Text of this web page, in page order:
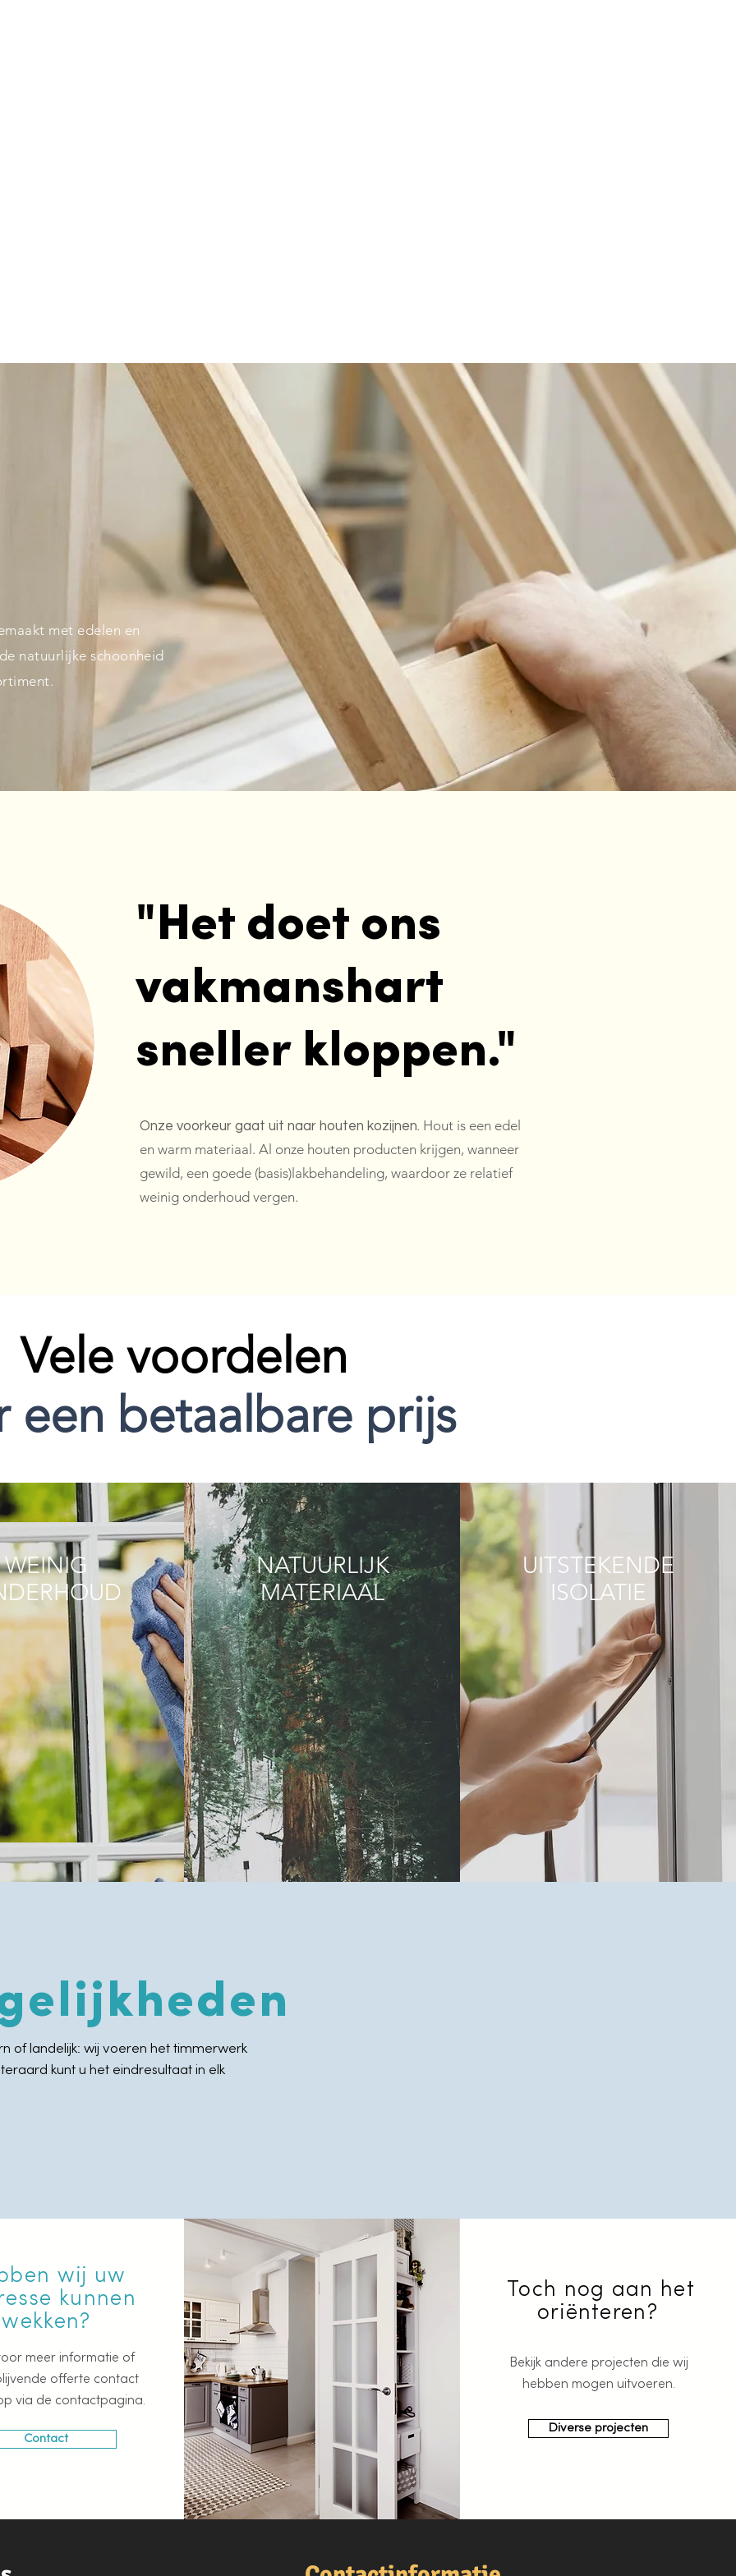
met edelen en
natuurlijke schoonheid
"Het doet ons
vakmanshart
sneller kloppen."
Onze voorkeur gaat uit naar houten kozijnen. Hout is een edel
en warm materiaal. Al onze houten producten krijgen, wanneer
gewild, een goede (basis)lakbehandeling, waardoor ze relatief
weinig onderhoud vergen.
Vele voordelen
een betaalbare prijs
WEINIG
NATUURLIJK
MATERIAAL
UITSTEKENDE
ISOLATIE
of landelijk: wij voeren het timmerwerk
kunt u het eindresultaat in elk
wij uw
kunnen
wekken?
meer informatie of
offerte contact
via de contactpagina.
Contact
Toch nog aan het
oriënteren?
Bekijk andere projecten die wij
hebben mogen uitvoeren.
Diverse projecten